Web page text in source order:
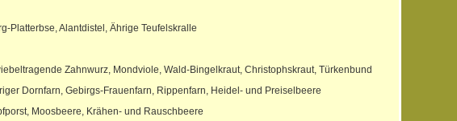
Platterbse, Alantdistel, Ährige Teufelskralle
Zahnwurz, Mondviole, Wald-Bingelkraut, Christophskraut, Türkenbund
Dornfarn, Gebirgs-Frauenfarn, Rippenfarn, Heidel- und Preiselbeere
Moosbeere, Krähen- und Rauschbeere